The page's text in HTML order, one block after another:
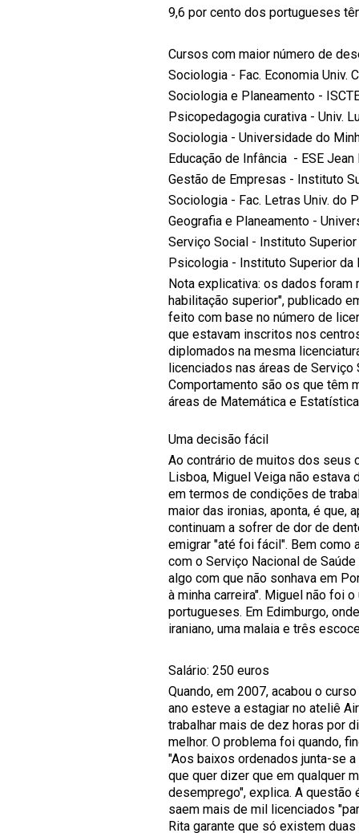
9,6 por cento dos portugueses
Cursos com maior número
Sociologia - Fac.
Sociologia e
Psicopedagogia curativa -
Sociologia -
Educação de Infância - ESE
Gestão de Empresas -
Sociologia - Fac. Letras
Geografia e Planeamento -
Serviço Social - Instituto
Psicologia -
Nota explicativa: os dados
habilitação superior", publicado
feito com base no número de
que estavam inscritos nos
diplomados na mesma
licenciados nas áreas de
Comportamento são os que têm
áreas de
Uma decisão fácil
Ao contrário de muitos dos seus
Lisboa, Miguel Veiga não estava
em termos de condições de
maior das ironias, aponta, é que,
continuam a sofrer de dor de
emigrar "até foi fácil". Bem como
com o Serviço Nacional de
algo com que não sonhava em
à minha carreira". Miguel não foi
portugueses. Em Edimburgo,
iraniano, uma malaia e três
Salário: 250 euros
Quando, em 2007, acabou o
ano esteve a estagiar no ateliê
trabalhar mais de dez horas por
melhor. O problema foi quando,
"Aos baixos ordenados junta-se
que quer dizer que em qualquer
desemprego", explica. A
saem mais de mil licenciados
Rita garante que só existem